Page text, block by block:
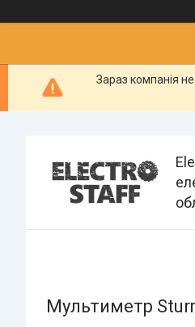
Зараз компанія
Мультиметр